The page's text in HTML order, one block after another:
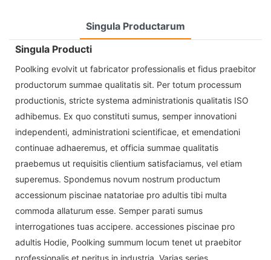
Singula Productarum
Singula Producti
Poolking evolvit ut fabricator professionalis et fidus praebitor
productorum summae qualitatis sit. Per totum processum
productionis, stricte systema administrationis qualitatis ISO
adhibemus. Ex quo constituti sumus, semper innovationi
independenti, administrationi scientificae, et emendationi
continuae adhaeremus, et officia summae qualitatis
praebemus ut requisitis clientium satisfaciamus, vel etiam
superemus. Spondemus novum nostrum productum
accessionum piscinae natatoriae pro adultis tibi multa
commoda allaturum esse. Semper parati sumus
interrogationes tuas accipere. accessiones piscinae pro
adultis Hodie, Poolking summum locum tenet ut praebitor
professionalis et peritus in industria. Varias series